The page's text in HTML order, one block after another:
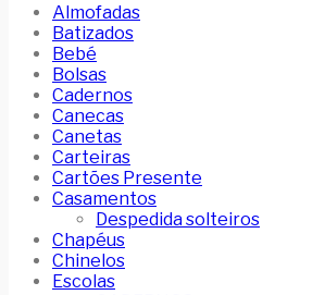
Almofadas
Batizados
Bebé
Bolsas
Cadernos
Canecas
Canetas
Carteiras
Cartões Presente
Casamentos
Despedida solteiros
Chapéus
Chinelos
Escolas